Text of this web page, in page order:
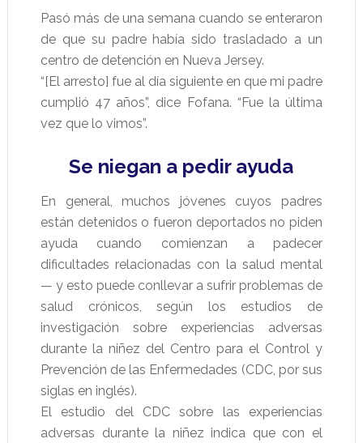
Pasó más de una semana cuando se enteraron
de que su padre había sido trasladado a un
centro de detención en Nueva Jersey.
“[El arresto] fue al día siguiente en que mi padre
cumplió 47 años”, dice Fofana. “Fue la última
vez que lo vimos”.
Se niegan a pedir ayuda
En general, muchos jóvenes cuyos padres
están detenidos o fueron deportados no piden
ayuda cuando comienzan a padecer
dificultades relacionadas con la salud mental
— y esto puede conllevar a sufrir problemas de
salud crónicos, según los estudios de
investigación sobre experiencias adversas
durante la niñez del Centro para el Control y
Prevención de las Enfermedades (CDC, por sus
siglas en inglés).
El estudio del CDC sobre las experiencias
adversas durante la niñez indica que con el